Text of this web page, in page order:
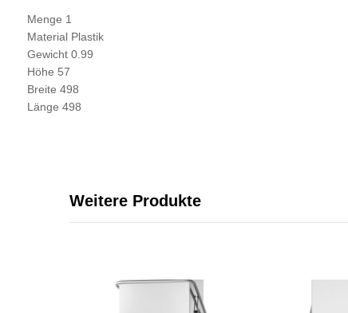
Menge 1
Material Plastik
Gewicht 0.99
Höhe 57
Breite 498
Länge 498
Weitere Produkte